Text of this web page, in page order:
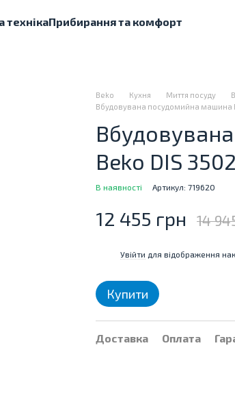
технікаПрибирання та комфорт
Beko Кухня Миття посуду
Вбудовувана посудомийна машина
Beko DIS
В наявності Артикул: 719620
12 455 грн 14
Увійти для відображення
Купити
Доставка Оплата